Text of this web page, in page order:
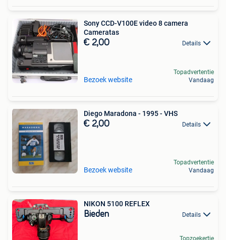
Sony CCD-V100E video 8 camera
Cameratas
€ 2,00 Details
Bezoek website
Topadvertentie
Vandaag
Diego Maradona - 1995 - VHS
€ 2,00 Details
Bezoek website
Topadvertentie
Vandaag
NIKON 5100 REFLEX
Bieden Details
Topzoekertje